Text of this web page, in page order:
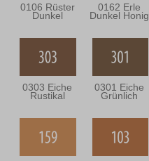
0106 Rüster
Dunkel
0162 Erle
Dunkel Honig
0303 Eiche
Rustikal
0301 Eiche
Grünlich